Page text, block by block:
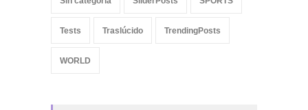
Tests Traslúcido TrendingPosts
WORLD